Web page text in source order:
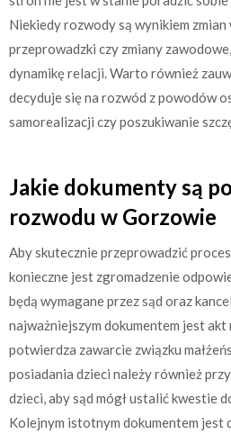
Niekiedy rozwody są wynikiem
przeprowadzki czy zmiany
dynamikę relacji. Warto również
decyduje się na rozwód z powodów
samorealizacji czy poszukiwanie
Jakie dokumenty są
rozwodu w Gorzowie
Aby skutecznie przeprowadzić
konieczne jest zgromadzenie
będą wymagane przez sąd oraz
najważniejszym dokumentem jest akt
potwierdza zawarcie związku
posiadania dzieci należy również
dzieci, aby sąd mógł ustalić kwestie
Kolejnym istotnym dokumentem jest